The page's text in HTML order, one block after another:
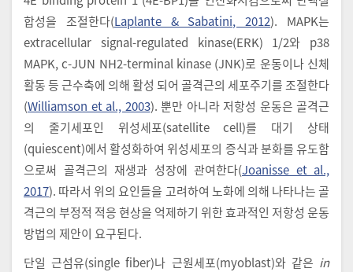
합성을 조절한다(Laplante & Sabatini, 2012). MAPK는
extracellular signal-regulated kinase(ERK) 1/2와 p38
MAPK, c-JUN NH2-terminal kinase (JNK)로 운동이나 신체
활동 등 근수축에 의해 활성 되어 골격근의 세포주기를 조절한다
(Williamson et al., 2003). 뿐만 아니라 저항성 운동은 골격근
의 줄기세포인 위성세포(satellite cell)를 대기 상태
(quiescent)에서 활성화하여 위성세포의 증식과 분화를 유도함
으로써 골격근의 재생과 성장에 관여한다(Joanisse et al.,
2017). 따라서 위의 요인들을 고려하여 노화에 의해 나타나는 골
격근의 부정적 적응 현상을 억제하기 위한 효과적인 저항성 운동
방법의 제안이 요구된다.
단일 근섬유(single fiber)나 근원세포(myoblast)와 같은 in